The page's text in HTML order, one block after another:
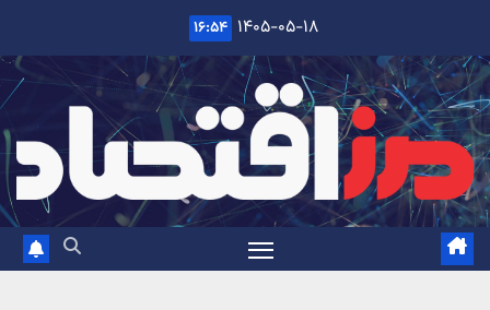
content
۱۴۰۵-۰۵-۱۸ ۱۶:۵۴